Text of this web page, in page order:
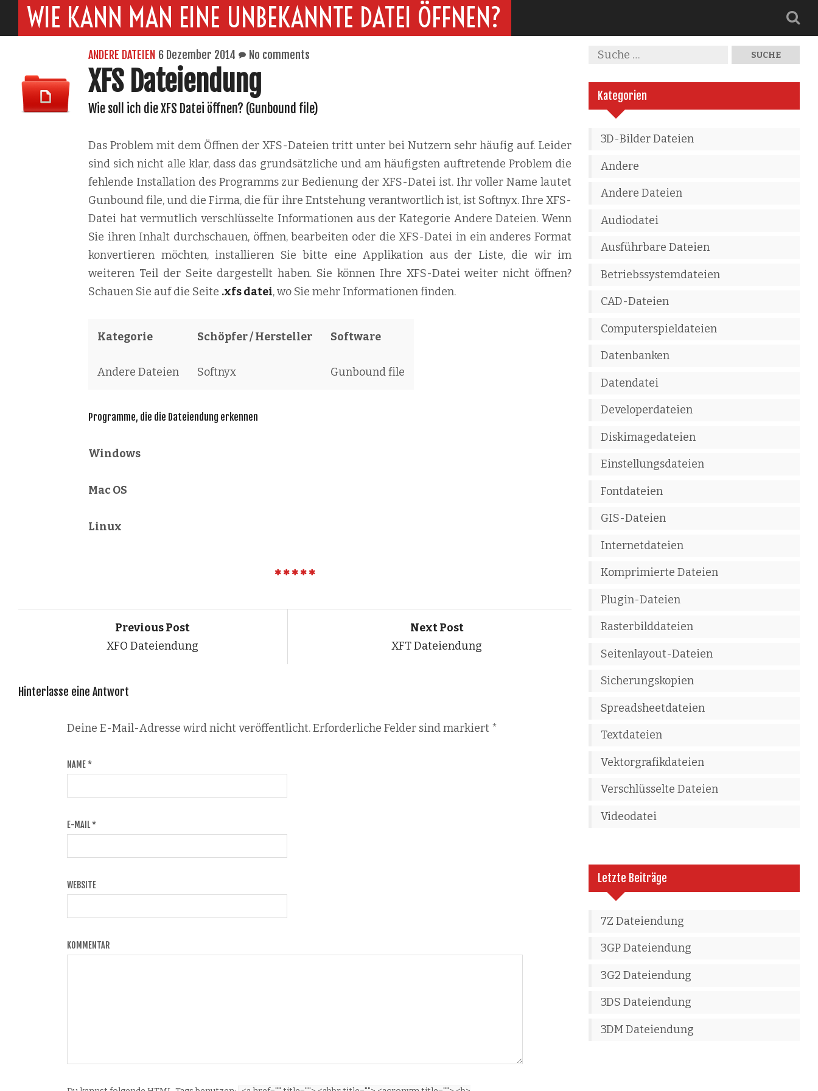
WIE KANN MAN EINE UNBEKANNTE DATEI ÖFFNEN?
ANDERE DATEIEN 6 Dezember 2014 No comments
XFS Dateiendung
Wie soll ich die XFS Datei öffnen? (Gunbound file)
Das Problem mit dem Öffnen der XFS-Dateien tritt unter bei Nutzern sehr häufig auf. Leider
sind sich nicht alle klar, dass das grundsätzliche und am häufigsten auftretende Problem die
fehlende Installation des Programms zur Bedienung der XFS-Datei ist. Ihr voller Name lautet
Gunbound file, und die Firma, die für ihre Entstehung verantwortlich ist, ist Softnyx. Ihre XFS-
Datei hat vermutlich verschlüsselte Informationen aus der Kategorie Andere Dateien. Wenn
Sie ihren Inhalt durchschauen, öffnen, bearbeiten oder die XFS-Datei in ein anderes Format
konvertieren möchten, installieren Sie bitte eine Applikation aus der Liste, die wir im
weiteren Teil der Seite dargestellt haben. Sie können Ihre XFS-Datei weiter nicht öffnen?
Schauen Sie auf die Seite .xfs datei, wo Sie mehr Informationen finden.
Kategorie Schöpfer / Hersteller Software
Andere Dateien Softnyx Gunbound file
Programme, die die Dateiendung erkennen
Windows
Mac OS
Linux
Previous Post
XFO Dateiendung
Next Post
XFT Dateiendung
Hinterlasse eine Antwort
Deine E-Mail-Adresse wird nicht veröffentlicht. Erforderliche Felder sind markiert *
NAME*
E-MAIL*
WEBSITE
KOMMENTAR
Kategorien
3D-Bilder Dateien
Andere
Andere Dateien
Audiodatei
Ausführbare Dateien
Betriebssystemdateien
CAD-Dateien
Computerspieldateien
Datenbanken
Datendatei
Developerdateien
Diskimagedateien
Einstellungsdateien
Fontdateien
GIS-Dateien
Internetdateien
Komprimierte Dateien
Plugin-Dateien
Rasterbilddateien
Seitenlayout-Dateien
Sicherungskopien
Spreadsheetdateien
Textdateien
Vektorgrafikdateien
Verschlüsselte Dateien
Videodatei
Letzte Beiträge
7Z Dateiendung
3GP Dateiendung
3G2 Dateiendung
3DS Dateiendung
3DM Dateiendung